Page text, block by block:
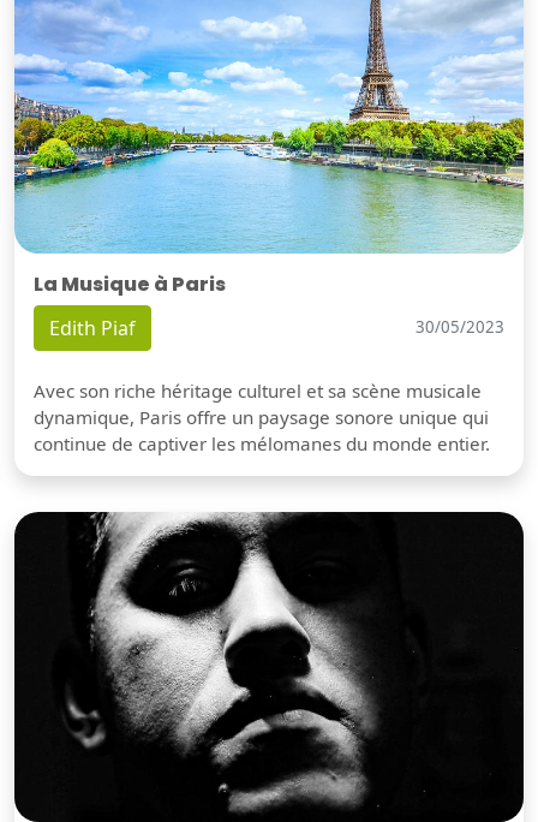
La Musique à Paris
Edith Piaf 30/05/2023
Avec son riche héritage culturel et sa scène musicale
dynamique, Paris offre un paysage sonore unique qui
continue de captiver les mélomanes du monde entier.